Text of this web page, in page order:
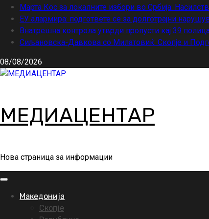
Марта Кос за локалните избори во Србија:
ЕУ алармира: подгответе се за долготрајни
Внатрешна контрола утврди пропусти кај 39
Сиљановска-Давкова со Милатовиќ: Скопје и
08/08/2026
МЕДИАЦЕНТАР
Нова страница за информации
Primary
Македонија
Скопје